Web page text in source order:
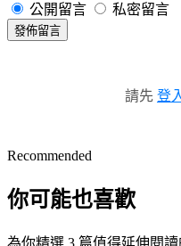
公開留言 私密留言
發佈留言
請先 登
Recommended
你可能也喜歡
為你精選 3 篇值得延伸閱